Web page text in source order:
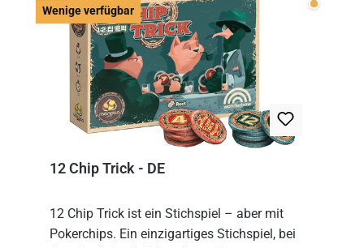
Wenige verfügbar Wenige
12 Chip Trick - DE
12 Chip Trick ist ein Stichspiel – aber mit
Pokerchips. Ein einzigartiges Stichspiel, bei